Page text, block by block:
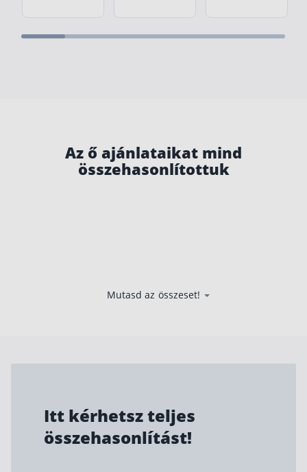
Az ő ajánlataikat mind
összehasonlítottuk
Mutasd az összeset!
Itt kérhetsz teljes
összehasonlítást!